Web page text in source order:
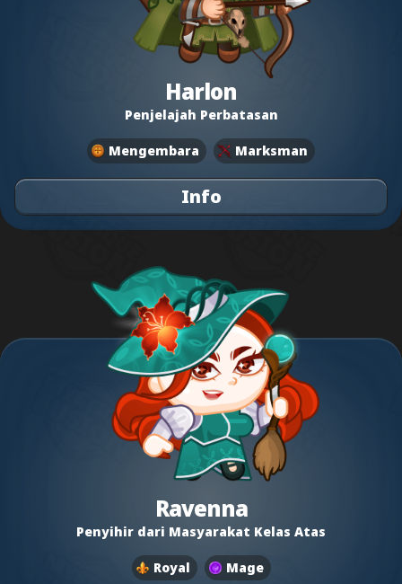
Harlon
Penjelajah Perbatasan
Mengembara Marksman
Info
Ravenna
Penyihir dari Masyarakat Kelas Atas
Royal Mage